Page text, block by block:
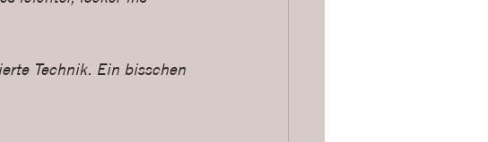
Technik. Ein bisschen